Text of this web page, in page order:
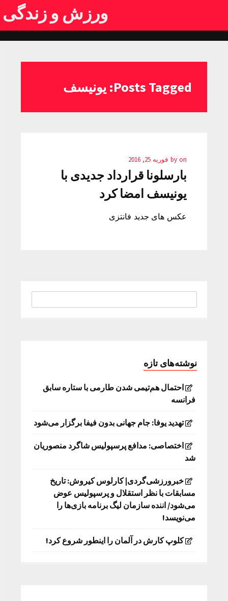
ورزش و زندگی
Posts Tagged: یونیسف
by on فوریه 25, 2016
بارسلونا قرارداد جدیدی با
یونیسف امضا کرد
عکس های جدید فانتزی
نوشته‌های تازه
احتمال هم‌تیمی شدن طارمی با ستاره سابق
فرانسه
تهدید یوفا: جام جهانی بدون فیفا برگزار می‌شود
اختصاصی: مدافع پرسپولیس شاگرد منصوریان
شد
خبرورزشی‌گردی| کارلوس کیروش: تاریخ
مسابقات با نظر استقلال و پرسپولیس عوض
می‌شود/ اننده سازمان لیگ برنامه بازی‌ها را
می‌نویسد!
کلوپ کارش در آلمان را اینطور شروع کرد!